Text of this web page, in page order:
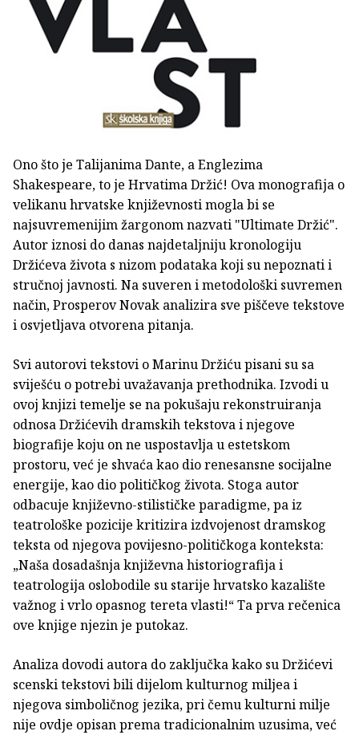
Ono što je Talijanima Dante, a Englezima
Shakespeare, to je Hrvatima Držić! Ova monografija o
velikanu hrvatske književnosti mogla bi se
najsuvremenijim žargonom nazvati "Ultimate Držić".
Autor iznosi do danas najdetaljniju kronologiju
Držićeva života s nizom podataka koji su nepoznati i
stručnoj javnosti. Na suveren i metodološki suvremen
način, Prosperov Novak analizira sve piščeve tekstove
i osvjetljava otvorena pitanja.
Svi autorovi tekstovi o Marinu Držiću pisani su sa
sviješću o potrebi uvažavanja prethodnika. Izvodi u
ovoj knjizi temelje se na pokušaju rekonstruiranja
odnosa Držićevih dramskih tekstova i njegove
biografije koju on ne uspostavlja u estetskom
prostoru, već je shvaća kao dio renesansne socijalne
energije, kao dio političkog života. Stoga autor
odbacuje književno-stilističke paradigme, pa iz
teatrološke pozicije kritizira izdvojenost dramskog
teksta od njegova povijesno-političkoga konteksta:
„Naša dosadašnja književna historiografija i
teatrologija oslobodile su starije hrvatsko kazalište
važnog i vrlo opasnog tereta vlasti!“ Ta prva rečenica
ove knjige njezin je putokaz.
Analiza dovodi autora do zaključka kako su Držićevi
scenski tekstovi bili dijelom kulturnog miljea i
njegova simboličnog jezika, pri čemu kulturni milje
nije ovdje opisan prema tradicionalnim uzusima, već